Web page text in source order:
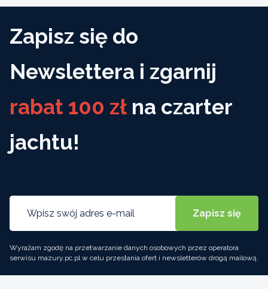
Zapisz się do
Newslettera i zgarnij
rabat 100 zł na czarter
jachtu!
Wyrażam zgodę na przetwarzanie danych osobowych przez operatora
serwisu mazury.pc.pl w celu przesłania ofert i newsletterów drogą mailową.